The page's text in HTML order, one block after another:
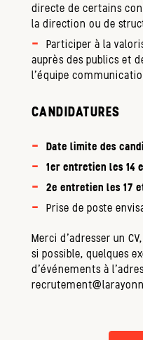
directe de certains
la direction ou de
Participer à la
auprès des publics et
l'équipe
CANDIDATURES
Date limite des
1er entretien les 14
2e entretien les 17
Prise de poste
Merci d’adresser un
si possible, quelques
d’événements à